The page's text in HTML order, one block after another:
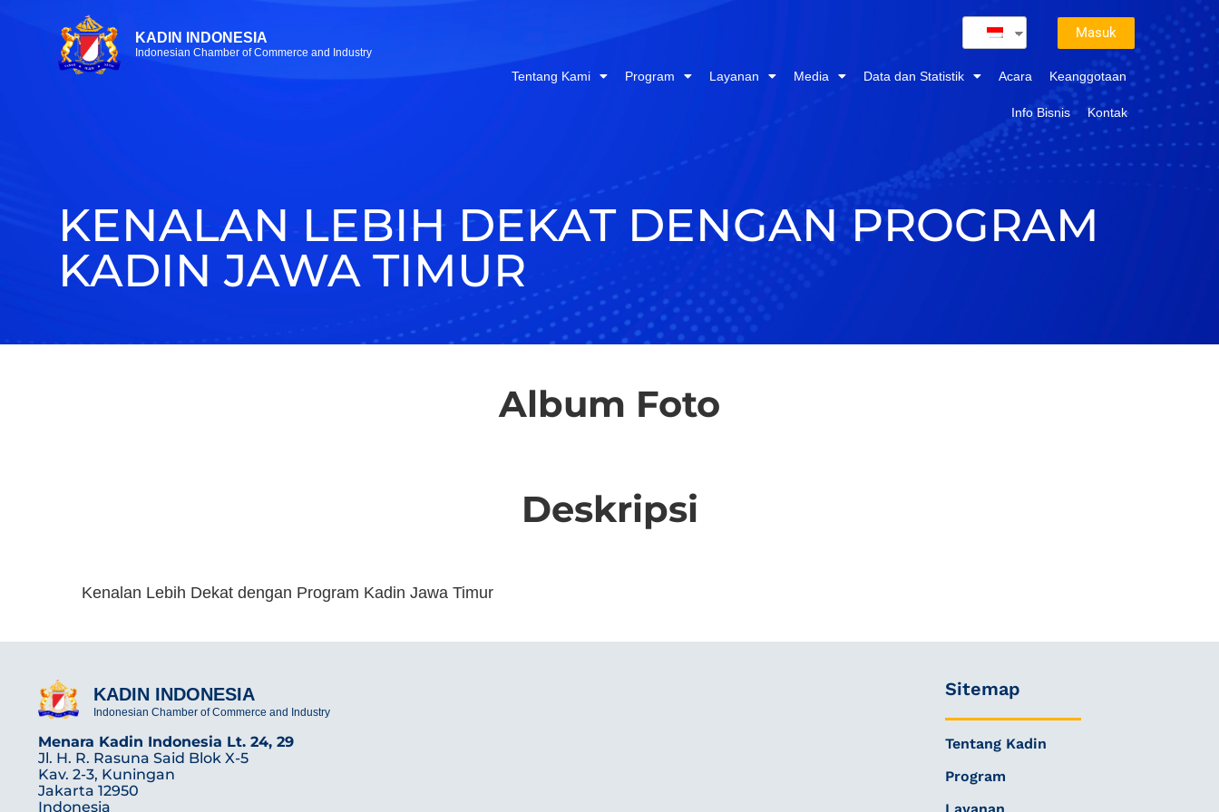
KADIN INDONESIA
Indonesian Chamber of Commerce and Industry
Masuk
Tentang Kami Program Layanan Media Data dan Statistik Acara Keanggotaan
Info Bisnis Kontak
KENALAN LEBIH DEKAT DENGAN PROGRAM
KADIN JAWA TIMUR
Album Foto
Deskripsi
Kenalan Lebih Dekat dengan Program Kadin Jawa Timur
KADIN INDONESIA
Indonesian Chamber of Commerce and Industry
Menara Kadin Indonesia Lt. 24, 29
Jl. H. R. Rasuna Said Blok X-5
Kav. 2-3, Kuningan
Jakarta 12950
Indonesia
Sitemap
Tentang Kadin
Program